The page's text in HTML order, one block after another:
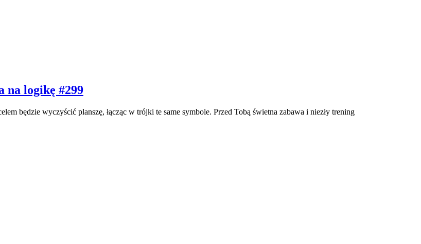
na logikę #299
będzie wyczyścić planszę, łącząc w trójki te same symbole. Przed Tobą świetna zabawa i niezły trening